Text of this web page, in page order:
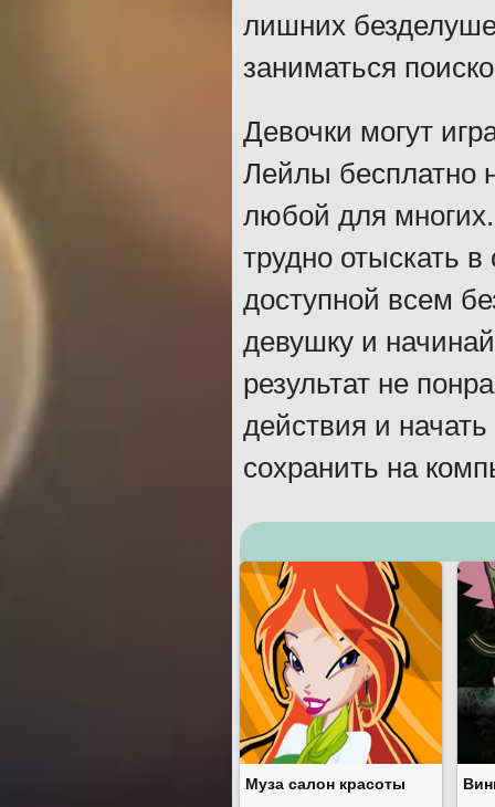
лишних
заниматься
Девочки могут
Лейлы бесплатно
любой для
трудно отыскать
доступной всем
девушку и
результат не
действия и
сохранить на
Муза салон красоты